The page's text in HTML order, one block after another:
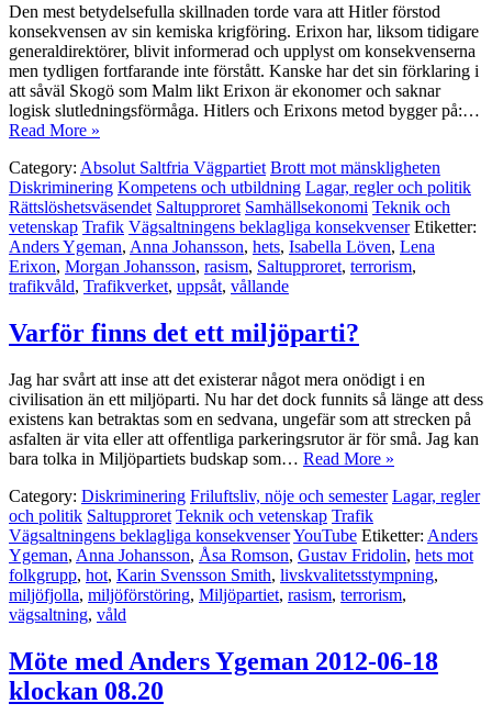
Den mest betydelsefulla skillnaden torde vara att Hitler förstod
konsekvensen av sin kemiska krigföring. Erixon har, liksom tidigare
generaldirektörer, blivit informerad och upplyst om konsekvenserna
men tydligen fortfarande inte förstått. Kanske har det sin förklaring i
att såväl Skogö som Malm likt Erixon är ekonomer och saknar
logisk slutledningsförmåga. Hitlers och Erixons metod bygger på:…
Read More »
Category: Absolut Saltfria Vägpartiet Brott mot mänskligheten
Diskriminering Kompetens och utbildning Lagar, regler och politik
Rättslöshetsväsendet Saltupproret Samhällsekonomi Teknik och
vetenskap Trafik Vägsaltningens beklagliga konsekvenser Etiketter:
Anders Ygeman, Anna Johansson, hets, Isabella Löven, Lena
Erixon, Morgan Johansson, rasism, Saltupproret, terrorism,
trafikvåld, Trafikverket, uppsåt, vållande
Varför finns det ett miljöparti?
Jag har svårt att inse att det existerar något mera onödigt i en
civilisation än ett miljöparti. Nu har det dock funnits så länge att dess
existens kan betraktas som en sedvana, ungefär som att strecken på
asfalten är vita eller att offentliga parkeringsrutor är för små. Jag kan
bara tolka in Miljöpartiets budskap som… Read More »
Category: Diskriminering Friluftsliv, nöje och semester Lagar, regler
och politik Saltupproret Teknik och vetenskap Trafik
Vägsaltningens beklagliga konsekvenserYouTube Etiketter: Anders
Ygeman, Anna Johansson, Åsa Romson, Gustav Fridolin, hets mot
folkgrupp, hot, Karin Svensson Smith, livskvalitetsstympning,
miljöfjolla, miljöförstöring, Miljöpartiet, rasism, terrorism,
vägsaltning, våld
Möte med Anders Ygeman 2012-06-18
klockan 08.20